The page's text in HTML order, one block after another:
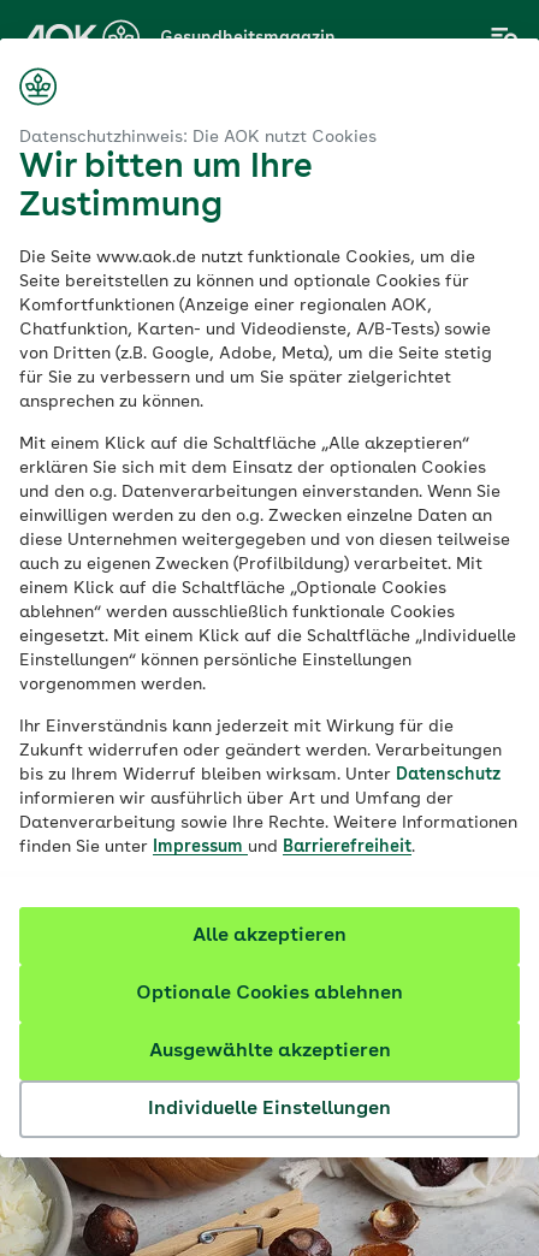
Datenschutzhinweis: Die AOK nutzt Cookies
Wir bitten um Ihre
Zustimmung
Die Seite www.aok.de nutzt funktionale Cookies, um die
Seite bereitstellen zu können und optionale Cookies für
Komfortfunktionen (Anzeige einer regionalen AOK,
Chatfunktion, Karten- und Videodienste, A/B-Tests) sowie
von Dritten (z.B. Google, Adobe, Meta), um die Seite stetig
für Sie zu verbessern und um Sie später zielgerichtet
ansprechen zu können.
Mit einem Klick auf die Schaltfläche „Alle akzeptieren“
erklären Sie sich mit dem Einsatz der optionalen Cookies
und den o.g. Datenverarbeitungen einverstanden. Wenn Sie
einwilligen werden zu den o.g. Zwecken einzelne Daten an
diese Unternehmen weitergegeben und von diesen teilweise
auch zu eigenen Zwecken (Profilbildung) verarbeitet. Mit
einem Klick auf die Schaltfläche „Optionale Cookies
ablehnen“ werden ausschließlich funktionale Cookies
eingesetzt. Mit einem Klick auf die Schaltfläche „Individuelle
Einstellungen“ können persönliche Einstellungen
vorgenommen werden.
Ihr Einverständnis kann jederzeit mit Wirkung für die
Zukunft widerrufen oder geändert werden. Verarbeitungen
bis zu Ihrem Widerruf bleiben wirksam. Unter Datenschutz
informieren wir ausführlich über Art und Umfang der
Datenverarbeitung sowie Ihre Rechte. Weitere Informationen
finden Sie unter
Impressum und Barrierefreiheit.
Individuelle Einstellungen
Ausgewählte akzeptieren
Optionale Cookies ablehnen
Alle akzeptieren
Hauptinhalt
springen
Gesundheitsmagazin
Sind Waschnüsse
eine ökologische
Alternative zum
Waschmittel?
Veröffentlicht am:
02.12.2022 3 Minuten Lesedauer
Waschnüsse gelten als klimafreundliche
Alternative zu herkömmlichen
Waschmitteln. Als Naturprodukt
biologisch abbaubar. Doch sind sie
wirklich so nachhaltig? Und wie gut
waschen sie überhaupt?